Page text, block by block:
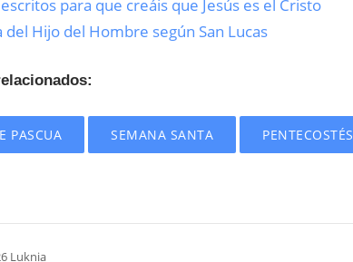
para que creáis que Jesús es el Cristo
del Hijo del Hombre según San Lucas
PASCUA SEMANA SANTA PENTECOSTÉS
Luknia